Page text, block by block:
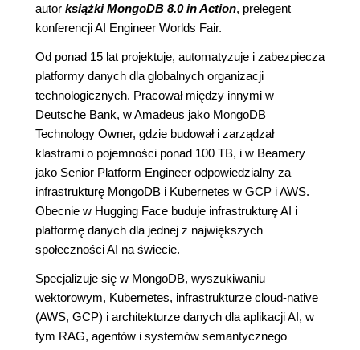
autor książki MongoDB 8.0 in Action, prelegent
konferencji AI Engineer Worlds Fair.
Od ponad 15 lat projektuje, automatyzuje i zabezpiecza
platformy danych dla globalnych organizacji
technologicznych. Pracował między innymi w
Deutsche Bank, w Amadeus jako MongoDB
Technology Owner, gdzie budował i zarządzał
klastrami o pojemności ponad 100 TB, i w Beamery
jako Senior Platform Engineer odpowiedzialny za
infrastrukturę MongoDB i Kubernetes w GCP i AWS.
Obecnie w Hugging Face buduje infrastrukturę AI i
platformę danych dla jednej z największych
społeczności AI na świecie.
Specjalizuje się w MongoDB, wyszukiwaniu
wektorowym, Kubernetes, infrastrukturze cloud-native
(AWS, GCP) i architekturze danych dla aplikacji AI, w
tym RAG, agentów i systemów semantycznego